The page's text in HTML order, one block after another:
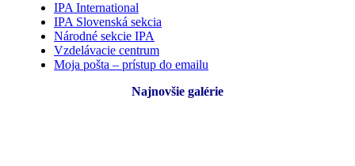
IPA International
IPA Slovenská sekcia
Národné sekcie IPA
Vzdelávacie centrum
Moja pošta – prístup do emailu
Najnovšie galérie